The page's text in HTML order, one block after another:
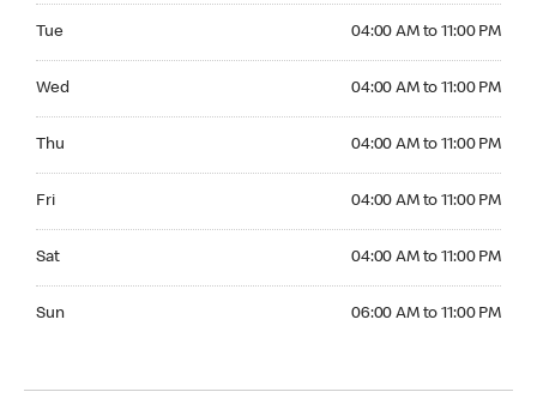
Tue 04:00 AM to 11:00 PM
Wed 04:00 AM to 11:00 PM
Thu 04:00 AM to 11:00 PM
Fri 04:00 AM to 11:00 PM
Sat 04:00 AM to 11:00 PM
Sun 06:00 AM to 11:00 PM